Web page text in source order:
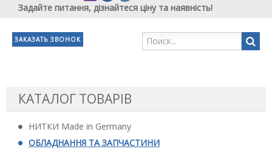
Задайте питання, дізнайтеся ціну та наявність!
ЗАКАЗАТЬ ЗВОНОК
КАТАЛОГ ТОВАРІВ
НИТКИ Made in Germany
ОБЛАДНАННЯ ТА ЗАПЧАСТИНИ